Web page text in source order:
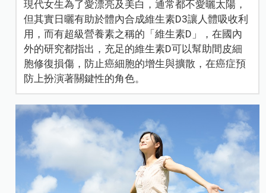
現代女生為了愛漂亮及美白，通常都不愛曬太陽，
但其實日曬有助於體內合成維生素D3讓人體吸收利
用，而有超級營養素之稱的「維生素D」，在國內
外的研究都指出，充足的維生素D可以幫助間皮細
胞修復損傷，防止癌細胞的增生與擴散，在癌症預
防上扮演著關鍵性的角色。